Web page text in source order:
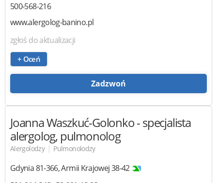
500-568-216
www.alergolog-banino.pl
zgłoś do aktualizacji
+ Oceń
Zadzwoń
Joanna Waszkuć-Golonko- specjalista
alergolog, pulmonolog
Alergolodzy | Pulmonolodzy
Gdynia81-366,Armii Krajowej 38-42